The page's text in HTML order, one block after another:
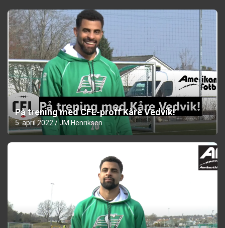
På trening med CFL-proff Kåre Vedvik!
5. april 2022 JM Henriksen